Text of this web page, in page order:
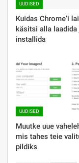
UUDISED
Kuidas Chrome’i
käsitsi alla laadida
installida
UUDISED
Muutke uue
mis tahes teie
pildiks